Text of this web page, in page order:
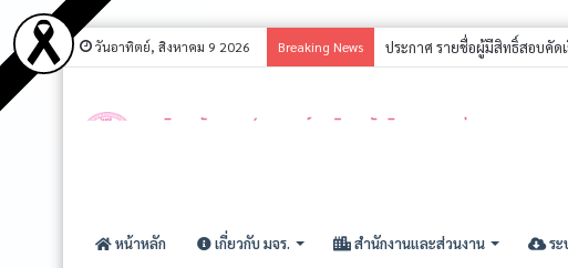
วันอาทิตย์, สิงหาคม 9 2026 Breaking News ประกาศ รายชื่อผู้มีสิทธิ์สอบคัด
หน้าหลัก เกี่ยวกับ มจร. สำนักงานและส่วนงาน ระ